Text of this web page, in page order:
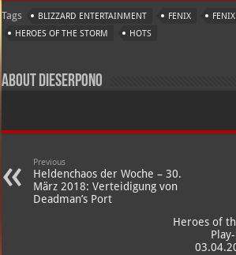
Tags BLIZZARD ENTERTAINMENT FENIX
HEROES OF THE STORM
HOTS
About dieserpono
Previous
Heldenchaos der Woche – 30.
März 2018: Verteidigung von
Deadman’s Port
Heroes of